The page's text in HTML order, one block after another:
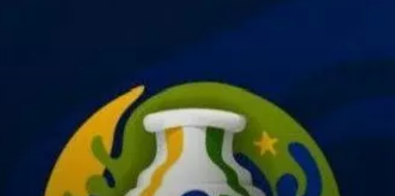
Uptodown